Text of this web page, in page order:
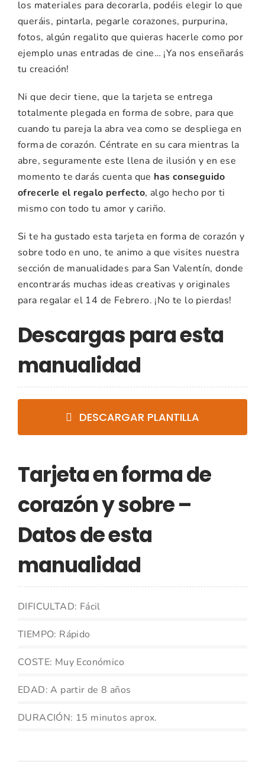
los materiales para decorarla, podéis elegir lo que
queráis, pintarla, pegarle corazones, purpurina,
fotos, algún regalito que quieras hacerle como por
ejemplo unas entradas de cine… ¡Ya nos enseñarás
tu creación!
Ni que decir tiene, que la tarjeta se entrega
totalmente plegada en forma de sobre, para que
cuando tu pareja la abra vea como se despliega en
forma de corazón. Céntrate en su cara mientras la
abre, seguramente este llena de ilusión y en ese
momento te darás cuenta que has conseguido
ofrecerle el regalo perfecto, algo hecho por ti
mismo con todo tu amor y cariño.
Si te ha gustado esta tarjeta en forma de corazón y
sobre todo en uno, te animo a que visites nuestra
sección de manualidades para San Valentín, donde
encontrarás muchas ideas creativas y originales
para regalar el 14 de Febrero. ¡No te lo pierdas!
Descargas para esta
manualidad
DESCARGAR PLANTILLA
Tarjeta en forma de
corazón y sobre –
Datos de esta
manualidad
DIFICULTAD: Fácil
TIEMPO: Rápido
COSTE: Muy Económico
EDAD: A partir de 8 años
DURACIÓN: 15 minutos aprox.